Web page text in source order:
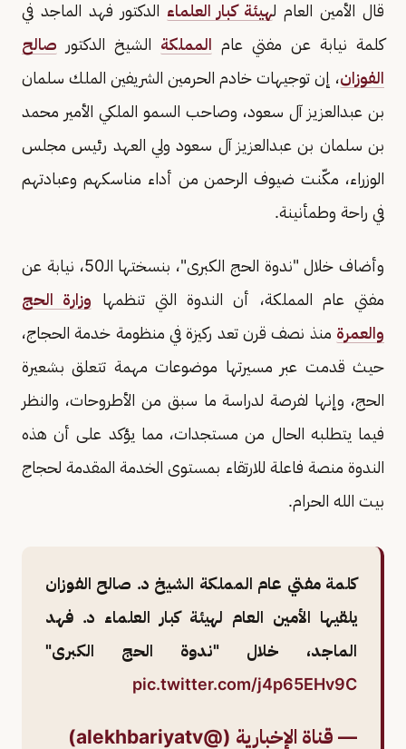
قال الأمين العام لهيئة كبار العلماء الدكتور فهد الماجد في
كلمة نيابة عن مفتي عام المملكة الشيخ الدكتور صالح
الفوزان، إن توجيهات خادم الحرمين الشريفين الملك سلمان
بن عبدالعزيز آل سعود، وصاحب السمو الملكي الأمير محمد
بن سلمان بن عبدالعزيز آل سعود ولي العهد رئيس مجلس
الوزراء، مكّنت ضيوف الرحمن من أداء مناسكهم وعبادتهم
في راحة وطمأنينة.
وأضاف خلال "ندوة الحج الكبرى"، بنسختها الـ50، نيابة عن
مفتي عام المملكة، أن الندوة التي تنظمها وزارة الحج
والعمرة منذ نصف قرن تعد ركيزة في منظومة خدمة الحجاج،
حيث قدمت عبر مسيرتها موضوعات مهمة تتعلق بشعيرة
الحج، وإنها لفرصة لدراسة ما سبق من الأطروحات، والنظر
فيما يتطلبه الحال من مستجدات، مما يؤكد على أن هذه
الندوة منصة فاعلة للارتقاء بمستوى الخدمة المقدمة لحجاج
بيت الله الحرام.
كلمة مفتي عام المملكة الشيخ د. صالح الفوزان
يلقيها الأمين العام لهيئة كبار العلماء د. فهد
الماجد، خلال "ندوة الحج الكبرى"
pic.twitter.com/j4p65EHv9C
— قناة الإخبارية (@alekhbariyatv)